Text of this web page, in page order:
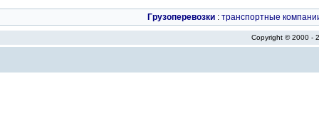
Грузоперевозки : транспортные
Copyright © 2000 -